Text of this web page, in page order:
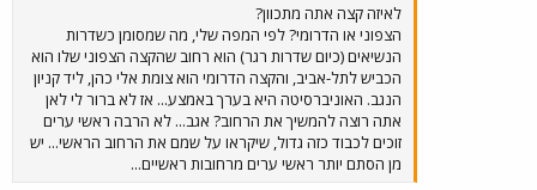
לאיזה קצה אתה מתכוון?
הצפוני או הדרומי? לפי המפה שלי, מה שמסומן כשדרות
הנשיאים (כיום שדרות רגר) הוא רחוב שהקצה הצפוני שלו הוא
הכביש לתל-אביב, והקצה הדרומי הוא צומת אלי כהן, ליד קניון
הנגב. האוניברסיטה היא בערך באמצע... אז לא ברור לי לאן
אתה רוצה להמשיך את הרחוב? אגב... לא הרבה ראשי ערים
זוכים לכבוד כזה גדול, שיקראו על שמם את הרחוב הראשי... יש
מן הסתם יותר ראשי ערים מרחובות ראשיים...